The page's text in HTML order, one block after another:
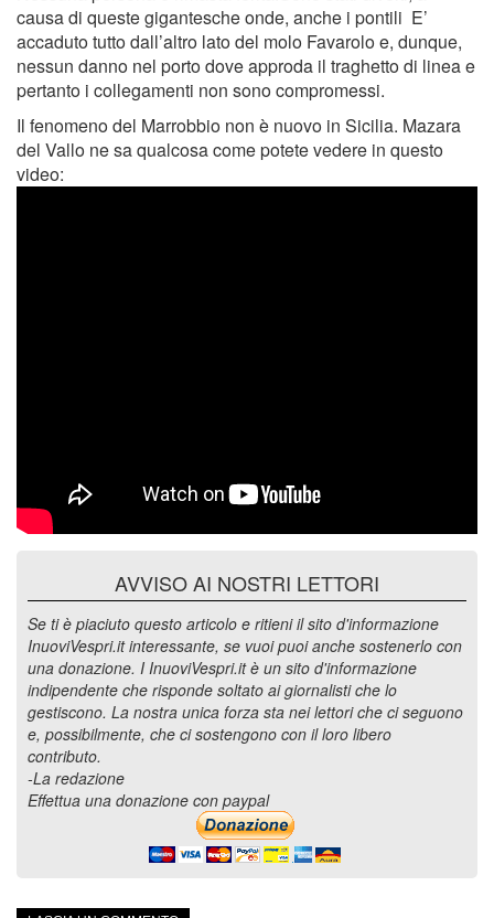
causa di queste gigantesche onde, anche i pontili E’
accaduto tutto dall’altro lato del molo Favarolo e, dunque,
nessun danno nel porto dove approda il traghetto di linea e
pertanto i collegamenti non sono compromessi.
Il fenomeno del Marrobbio non è nuovo in Sicilia. Mazara
del Vallo ne sa qualcosa come potete vedere in questo
video:
AVVISO AI NOSTRI LETTORI
Se ti è piaciuto questo articolo e ritieni il sito d'informazione
InuoviVespri.it interessante, se vuoi puoi anche sostenerlo con
una donazione. I InuoviVespri.it è un sito d'informazione
indipendente che risponde soltato ai giornalisti che lo
gestiscono. La nostra unica forza sta nei lettori che ci seguono
e, possibilmente, che ci sostengono con il loro libero
contributo.
-La redazione
Effettua una donazione con paypal